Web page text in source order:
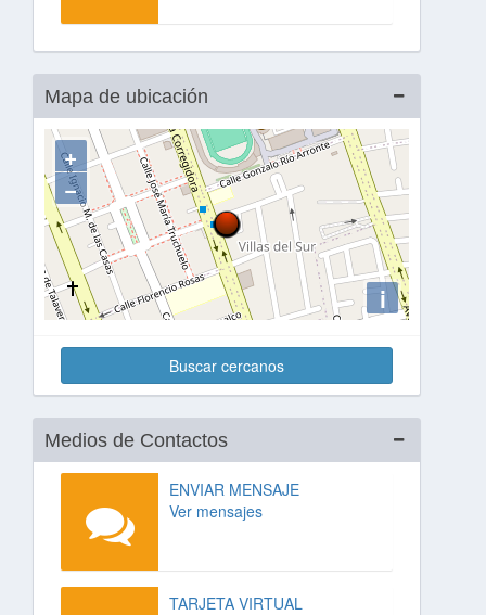
Mapa de ubicación
+
−
i
Buscar cercanos
Medios de Contactos
ENVIAR MENSAJE
Ver mensajes
TARJETA VIRTUAL